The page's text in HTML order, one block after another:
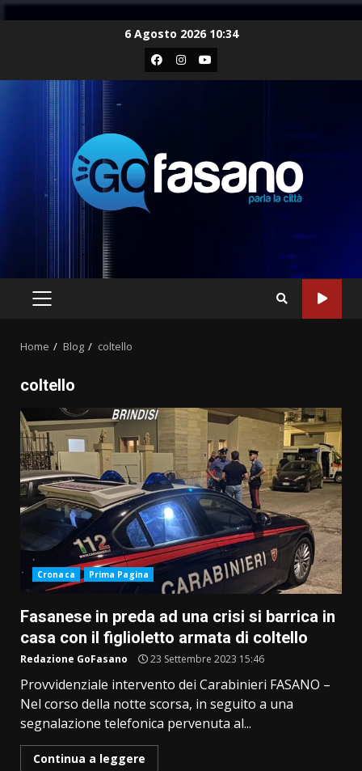
6 Agosto 2026 10:34
Facebook
Instagram
Youtube
PRIMARY
Home Blog coltello
coltello
Cronaca Prima Pagina
Fasanese in preda ad una crisi si barrica in
casa con il figlioletto armata di coltello
Redazione GoFasano 23 Settembre 2023 15:46
Provvidenziale intervento dei Carabinieri FASANO –
Nel corso della notte scorsa, in seguito a una
segnalazione telefonica pervenuta al...
Continua a leggere